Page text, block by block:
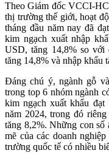
Theo Giám đốc VCCI-
thị trường thế giới, hoạt
tháng đầu năm nay đã
kim ngạch xuất nhập
USD, tăng 14,8% so với
tăng 14,8% và nhập khẩu
Đáng chú ý, ngành gỗ
trong top 6 nhóm ngành
kim ngạch xuất khẩu
năm 2024, trong đó
tăng 8,2%. Những con số
mẽ của các doanh
trường quốc tế có nhiều